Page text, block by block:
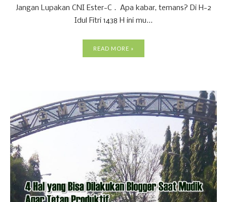
Jangan Lupakan CNI Ester-C . Apa kabar, temans? Di H-2
Idul Fitri 1438 H ini mu...
READ MORE »